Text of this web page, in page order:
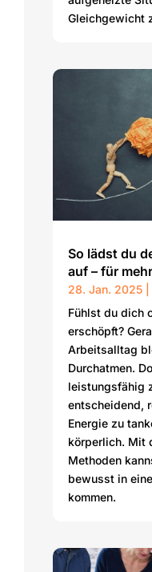
Gleichgewicht
So lädst du
auf – für
28. Jan. 2025|
Fühlst du dich
erschöpft?
Arbeitsalltag
Durchatmen.
leistungsfähig
entscheidend,
Energie zu
körperlich. Mit
Methoden
bewusst in
kommen.